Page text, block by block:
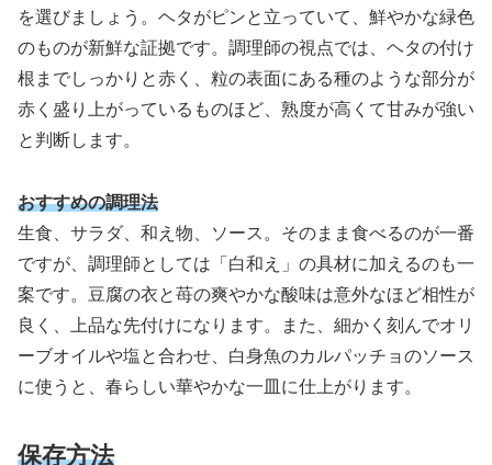
を選びましょう。ヘタがピンと立っていて、鮮やかな緑色
のものが新鮮な証拠です。調理師の視点では、ヘタの付け
根までしっかりと赤く、粒の表面にある種のような部分が
赤く盛り上がっているものほど、熟度が高くて甘みが強い
と判断します。
おすすめの調理法
生食、サラダ、和え物、ソース。そのまま食べるのが一番
ですが、調理師としては「白和え」の具材に加えるのも一
案です。豆腐の衣と苺の爽やかな酸味は意外なほど相性が
良く、上品な先付けになります。また、細かく刻んでオリ
ーブオイルや塩と合わせ、白身魚のカルパッチョのソース
に使うと、春らしい華やかな一皿に仕上がります。
保存方法